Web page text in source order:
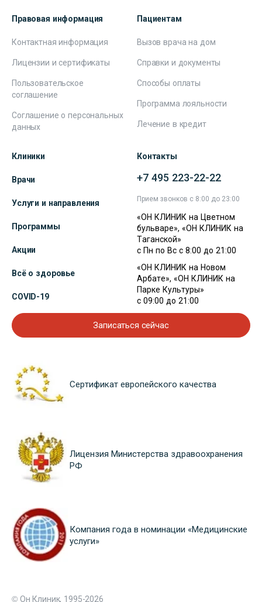
Правовая информация
Контактная информация
Лицензии и сертификаты
Пользовательское
соглашение
Соглашение о персональных
данных
Пациентам
Вызов врача на дом
Справки и документы
Способы оплаты
Программа лояльности
Лечение в кредит
Клиники
Врачи
Услуги и направления
Программы
Акции
Всё о здоровье
COVID-19
Контакты
+7 495 223-22-22
Прием звонков с 8:00 до 23:00
«ОН КЛИНИК на Цветном
бульваре», «ОН КЛИНИК на
Таганской»
с Пн по Вс с 8:00 до 21:00
«ОН КЛИНИК на Новом
Арбате», «ОН КЛИНИК на
Парке Культуры»
с 09:00 до 21:00
Записаться сейчас
Сертификат европейского качества
Лицензия Министерства здравоохранения
РФ
Компания года в номинации «Медицинские
услуги»
© Он Клиник, 1995-2026